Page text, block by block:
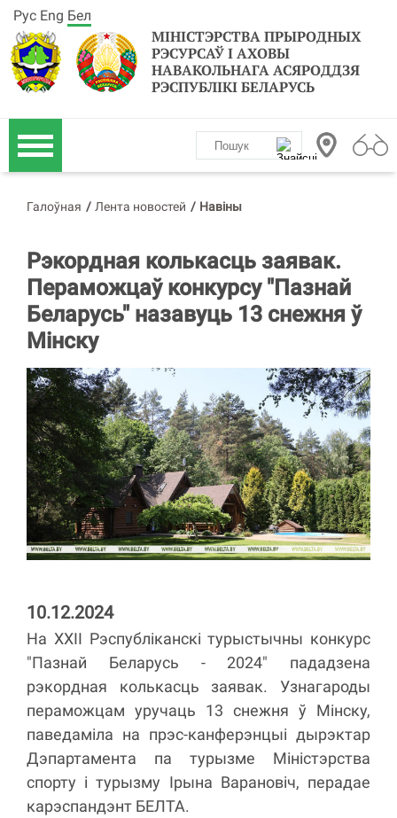
МІНІСТЭРСТВА ПРЫРОДНЫХ
РЭСУРСАЎ І АХОВЫ
НАВАКОЛЬНАГА АСЯРОДДЗЯ
РЭСПУБЛІКІ БЕЛАРУСЬ
Рус Eng Бел
Галоўная / Лента новостей / Навіны
Рэкордная колькасць заявак.
Пераможцаў конкурсу "Пазнай
Беларусь" назавуць 13 снежня ў
Мінску
10.12.2024
На ХХІІ Рэспубліканскі турыстычны конкурс
"Пазнай Беларусь - 2024" пададзена
рэкордная колькасць заявак. Узнагароды
пераможцам уручаць 13 снежня ў Мінску,
паведаміла на прэс-канферэнцыі дырэктар
Дэпартамента па турызме Міністэрства
спорту і турызму Ірына Варановіч, перадае
карэспандэнт БЕЛТА.